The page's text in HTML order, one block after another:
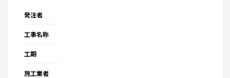
発注者
工事名称
工期
施工業者